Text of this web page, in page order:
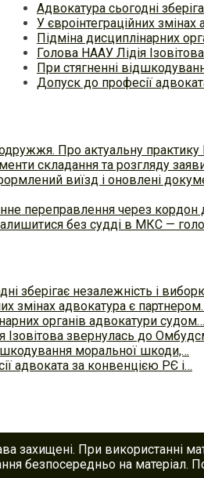
Адвокатура сьогодні
У євроінтеграційних
Підміна дисциплінарних
Голова НААУ Лідія
При стягненні
Допуск до професії
Про актуальну практику
складання та розгляду
виїзд і оновлені
переправлення через кордон
без судді в МКС —
зберігає незалежність і
змінах адвокатура є
органів адвокатури судом…
Ізовітова звернулась до
моральної шкоди,…
адвоката за конвенцією РЄ і…
захищені. При використанні
безпосередньо на матеріал.